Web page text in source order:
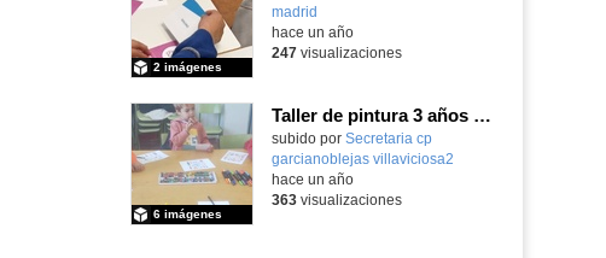
madrid
2 imágenes
hace un año
247visualizaciones
Taller de pintura 3 años Dibujos de Países
Contenido educativo.
subido por Secretaria cp
garcianoblejas villaviciosa2
6 imágenes
hace un año
363visualizaciones